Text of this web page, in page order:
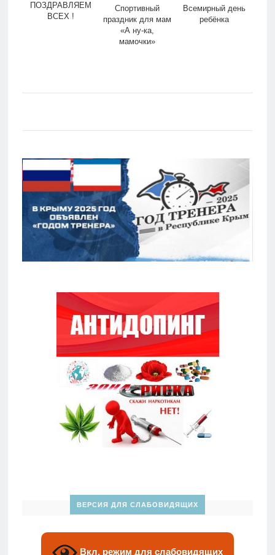
ПОЗДРАВЛЯЕМ
ВСЕХ !
Спортивный
праздник для мам
«А ну-ка,
мамочки»
Всемирный день
ребёнка
ВЕРСИЯ ДЛЯ СЛАБОВИДЯЩИХ
Вкл. режим для слабовидящих